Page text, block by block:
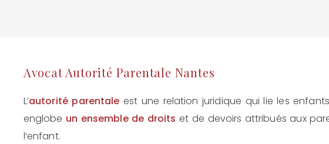
Avocat Autorité Parentale Nantes
L’autorité parentale est une relation juridique qui lie les
englobe un ensemble de droits et de devoirs attribués aux
l’enfant.